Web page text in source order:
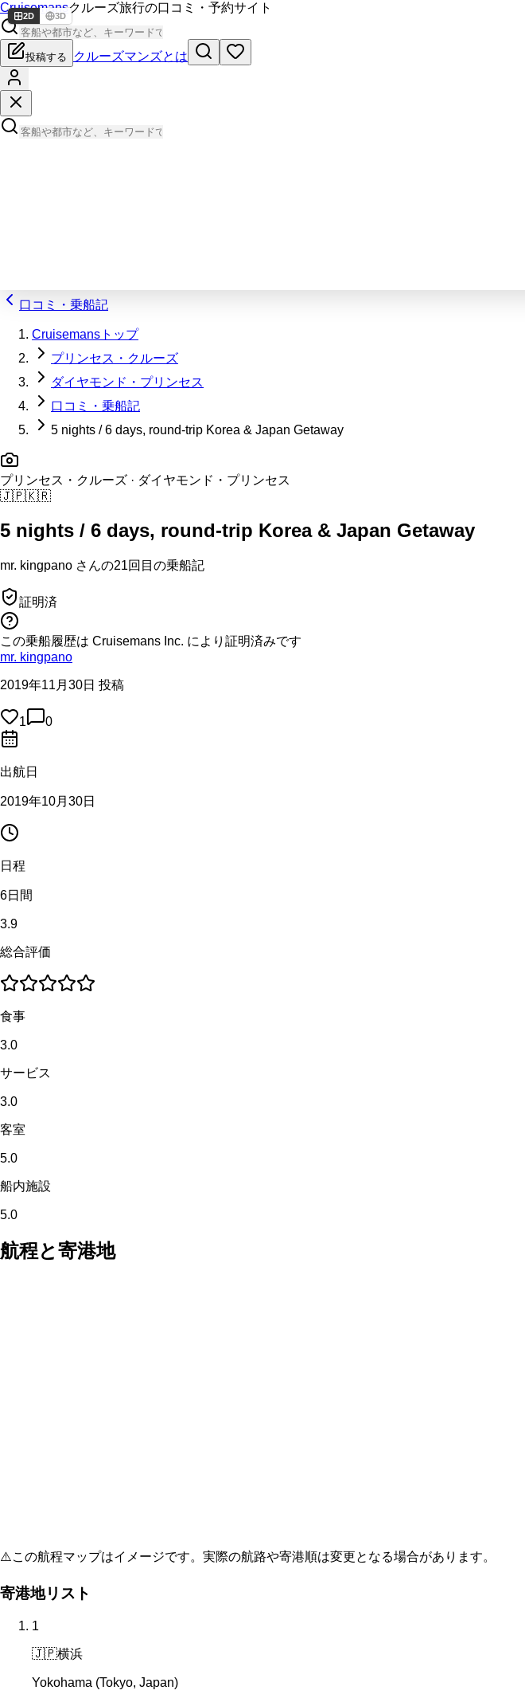
Cruisemansクルーズ旅行の口コミ・予約サイト
投稿する クルーズマンズとは
口コミ・乗船記
Cruisemansトップ
プリンセス・クルーズ
ダイヤモンド・プリンセス
口コミ・乗船記
5 nights / 6 days, round-trip Korea & Japan Getaway
プリンセス・クルーズ · ダイヤモンド・プリンセス
🇯🇵🇰🇷
5 nights / 6 days, round-trip Korea & Japan Getaway
mr. kingpano さんの21回目の乗船記
証明済
この乗船履歴は Cruisemans Inc. により証明済みです
mr. kingpano
2019年11月30日 投稿
1 0
出航日
2019年10月30日
日程
6日間
3.9
総合評価
食事
3.0
サービス
3.0
客室
5.0
船内施設
5.0
航程と寄港地
2D 3D
⚠️この航程マップはイメージです。実際の航路や寄港順は変更となる場合があります。
寄港地リスト
1
🇯🇵横浜
Yokohama (Tokyo, Japan)